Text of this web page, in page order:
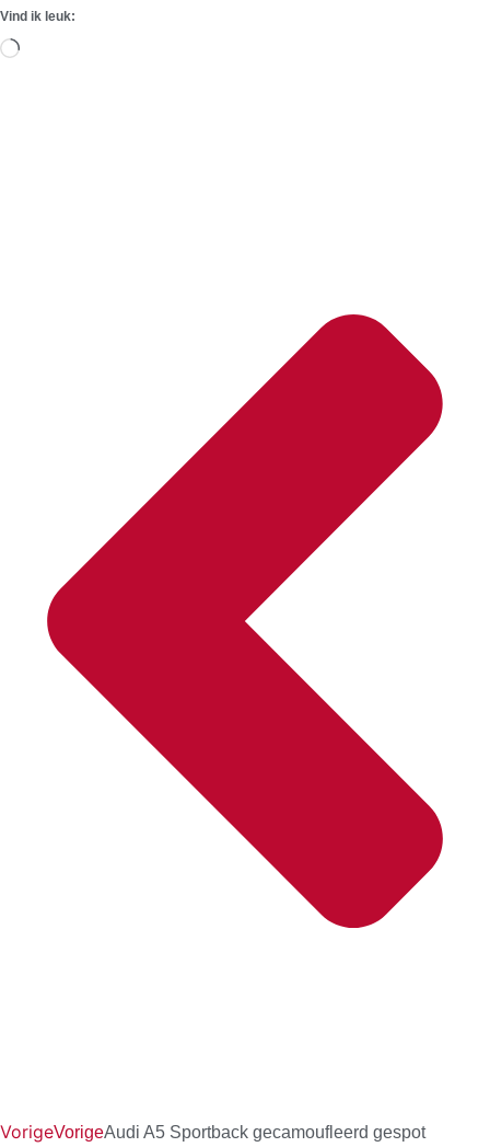
Vind ik leuk:
Aan
VorigeVorigeAudi A5 Sportback gecamoufleerd gespot